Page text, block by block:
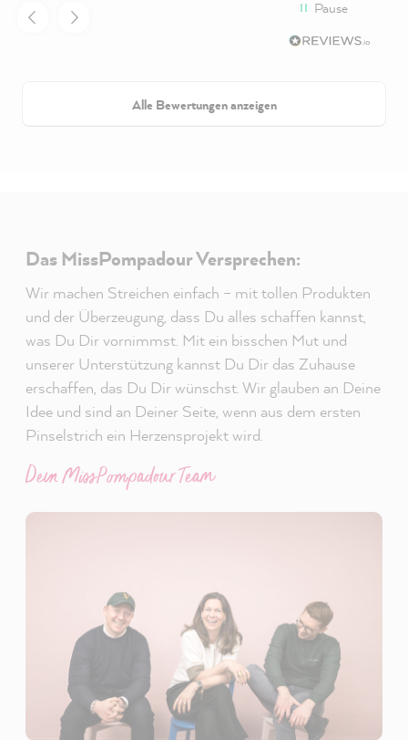
Pause
Alle Bewertungen anzeigen
Das MissPompadour Versprechen:
Wir machen Streichen einfach – mit tollen Produkten
und der Überzeugung, dass Du alles schaffen kannst,
was Du Dir vornimmst. Mit ein bisschen Mut und
unserer Unterstützung kannst Du Dir das Zuhause
erschaffen, das Du Dir wünschst. Wir glauben an Deine
Idee und sind an Deiner Seite, wenn aus dem ersten
Pinselstrich ein Herzensprojekt wird.
Dein MissPompadour Team